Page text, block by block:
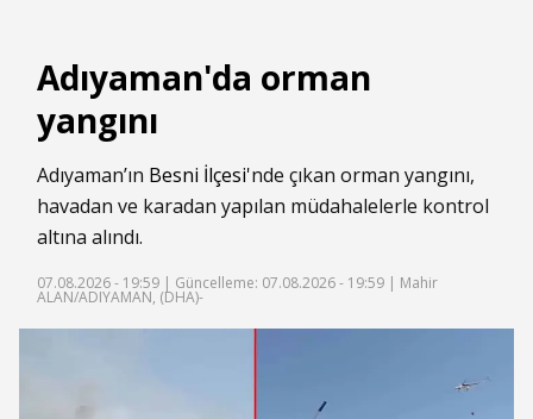
Adıyaman'da orman
yangını
Adıyaman’ın Besni İlçesi'nde çıkan orman yangını,
havadan ve karadan yapılan müdahalelerle kontrol
altına alındı.
07.08.2026 - 19:59 | Güncelleme: 07.08.2026 - 19:59 | Mahir
ALAN/ADIYAMAN, (DHA)-